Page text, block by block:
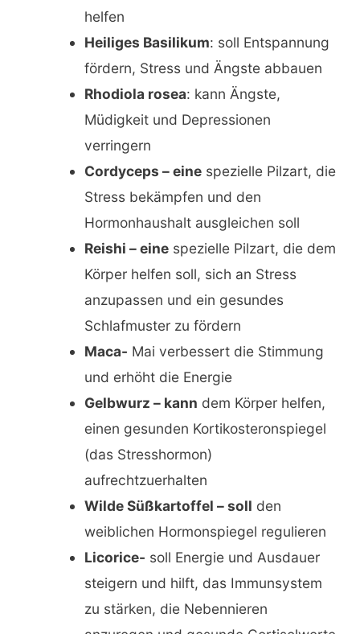
helfen
Heiliges Basilikum: soll Entspannung
fördern, Stress und Ängste abbauen
Rhodiola rosea: kann Ängste,
Müdigkeit und Depressionen
verringern
Cordyceps – einespezielle Pilzart, die
Stress bekämpfen und den
Hormonhaushalt ausgleichen soll
Reishi – einespezielle Pilzart, die dem
Körper helfen soll, sich an Stress
anzupassen und ein gesundes
Schlafmuster zu fördern
Maca- Mai verbessert die Stimmung
und erhöht die Energie
Gelbwurz – kann dem Körper helfen,
einen gesunden Kortikosteronspiegel
(das Stresshormon)
aufrechtzuerhalten
Wilde Süßkartoffel – soll den
weiblichen Hormonspiegel regulieren
Licorice- soll Energie und Ausdauer
steigern und hilft, das Immunsystem
zu stärken, die Nebennieren